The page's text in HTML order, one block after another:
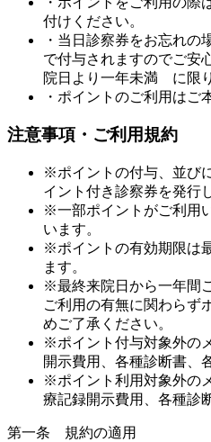
付けください。
・当日 診察券をお忘れの
で付与されますのでご安
院日より一年未満 に限
・ポイントのご利用はご
注意事項・ご利用規約
※ポイントの付与、並び
イント付き診察券を発行
※一部ポイントがご利用
います。
※ポイントの有効期限は
ます。
※最終来院日から一年間
ご利用の有無に関わらず
めご了承ください。
※ポイント付与対象外の
開示費用、各種診断書、
※ポイント利用対象外の
療記録開示費用、各種診
第一条 規約の適用